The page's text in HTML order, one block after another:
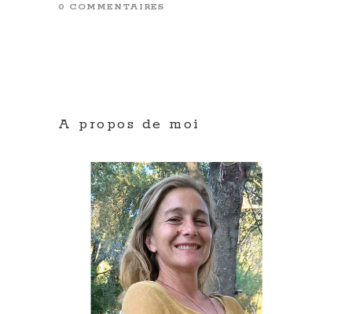
0 COMMENTAIRES
A propos de moi